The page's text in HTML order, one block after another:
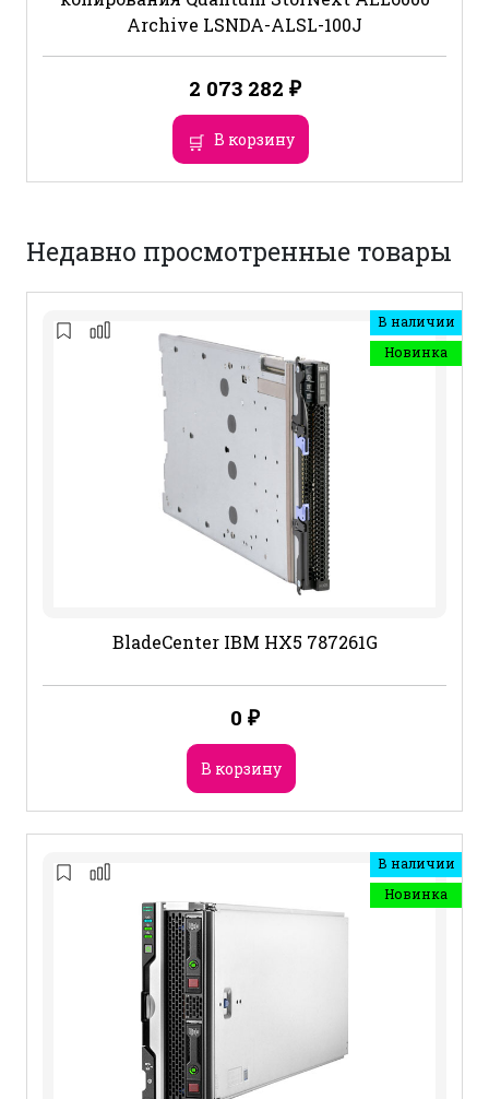
Archive LSNDA-ALSL-100J
2 073 282 ₽
В корзину
Недавно просмотренные товары
В наличии
Новинка
BladeCenter IBM HX5 787261G
0 ₽
В корзину
В наличии
Новинка